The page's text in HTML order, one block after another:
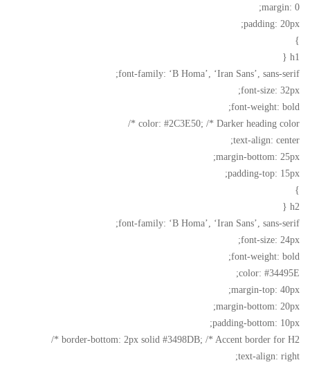
margin: 0;
padding: 20px;
}
h1 {
font-family: ‘B Homa’, ‘Iran Sans’, sans-serif;
font-size: 32px;
font-weight: bold;
color: #2C3E50; /* Darker heading color */
text-align: center;
margin-bottom: 25px;
padding-top: 15px;
}
h2 {
font-family: ‘B Homa’, ‘Iran Sans’, sans-serif;
font-size: 24px;
font-weight: bold;
color: #34495E;
margin-top: 40px;
margin-bottom: 20px;
padding-bottom: 10px;
border-bottom: 2px solid #3498DB; /* Accent border for H2 */
text-align: right;